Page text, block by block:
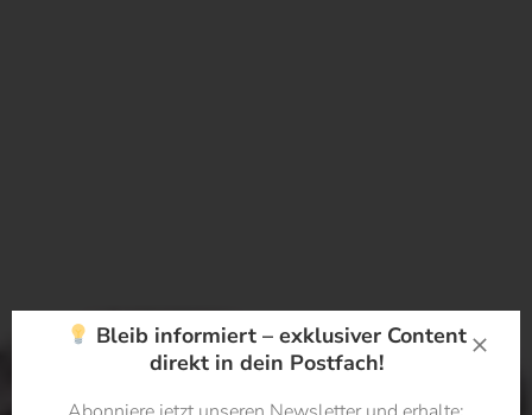
xm-institute
Bleib informiert – exklusiver Content
direkt in dein Postfach!